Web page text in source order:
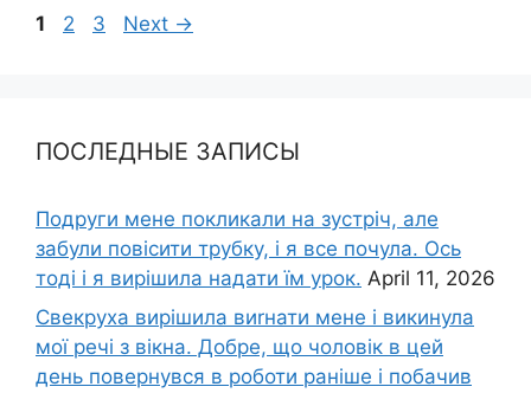
Page
1 Page
2 Page
3 Next →
ПОСЛЕДНЫЕ ЗАПИСЫ
Подруги мене покликали на зустріч, але
забули повісити трубку, і я все почула. Ось
тоді і я вирішила надати їм урок. April 11, 2026
Свекруха вирішила виrнати мене і викинула
мої речі з вікна. Добре, що чоловік в цей
день повернувся в роботи раніше і побачив